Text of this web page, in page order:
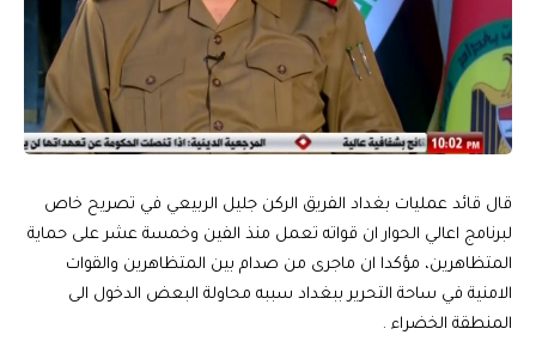
قال قائد عمليات بغداد الفريق الركن جليل الربيعي في تصريح خاص
لبرنامج اعالي الحوار ان قواته تعمل منذ الفين وخمسة عشر على حماية
المتظاهرين، مؤكدا ان ماجرى من صدام بين المتظاهرين والقوات
الامنية في ساحة التحرير ببغداد سببه محاولة البعض الدخول الى
المنطقة الخضراء .